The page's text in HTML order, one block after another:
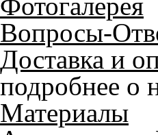
Вопросы-
Доставка и
подробнее о
Материалы